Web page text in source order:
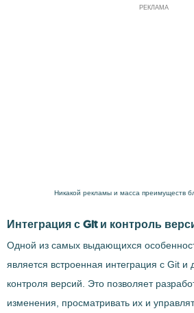
РЕКЛАМА
Никакой рекламы и масса преимуществ
Интеграция с Git и контроль
Одной из самых выдающихся
является встроенная интеграция с Git и
контроля версий. Это позволяет
изменения, просматривать их и